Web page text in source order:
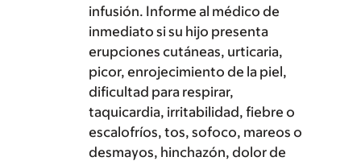
infusión. Informe al médico de
inmediato si su hijo presenta
erupciones cutáneas, urticaria,
picor, enrojecimiento de la piel,
dificultad para respirar,
taquicardia, irritabilidad, fiebre o
escalofríos, tos, sofoco, mareos o
desmayos, hinchazón, dolor de